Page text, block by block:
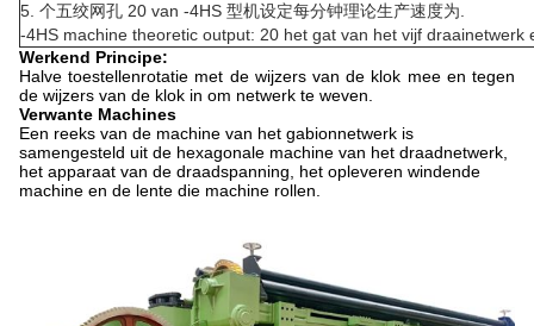
5. 个五绞网孔 20 van -4HS 型机设定每分钟理论生产速度为.
-4HS machine theoretic output: 20 het gat van het vijf draainetwerk
Werkend Principe:
Halve toestellenrotatie met de wijzers van de klok mee en tegen
de wijzers van de klok in om netwerk te weven.
Verwante Machines
Een reeks van de machine van het gabionnetwerk is
samengesteld uit de hexagonale machine van het draadnetwerk,
het apparaat van de draadspanning, het opleveren windende
machine en de lente die machine rollen.